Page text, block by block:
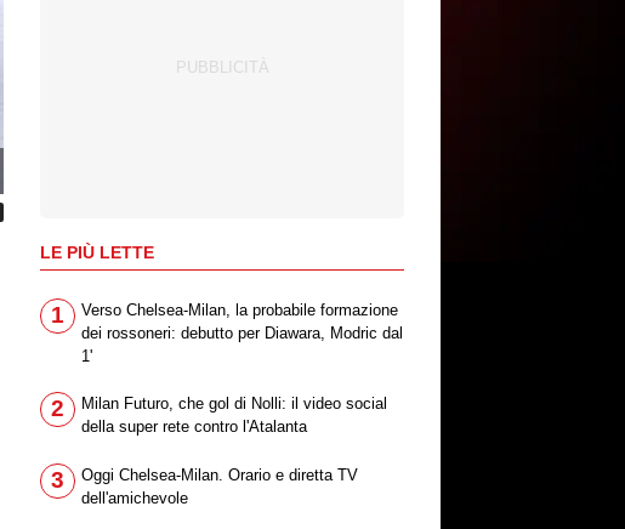
LE PIÙ LETTE
1
Verso Chelsea-Milan, la probabile formazione
dei rossoneri: debutto per Diawara, Modric dal
1'
2
Milan Futuro, che gol di Nolli: il video social
della super rete contro l'Atalanta
3
Oggi Chelsea-Milan. Orario e diretta TV
dell'amichevole